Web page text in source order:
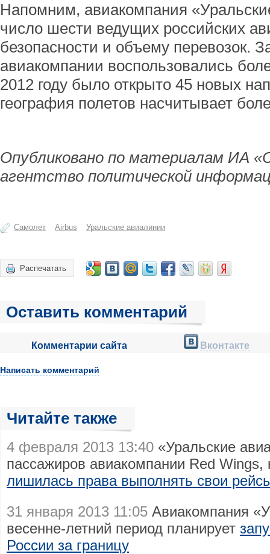
Напомним, авиакомпания
число шести ведущих российских
безопасности и объему перевозок.
авиакомпании воспользовались
2012 году было открыто 45 новых
география полетов насчитывает
Опубликовано по материалам ИА
агентство политической
Самолет Airbus Уральские авиалинии
Распечатать
Оставить комментарий
Комментарии сайта Вконтакте
Написать комментарий
Читайте также
4 февраля 2013 13:40 «Уральские
пассажиров авиакомпании Red
лишилась права выполнять свои
31 января 2013 11:05 Авиакомпания
весенне-летний период планирует
России за границу